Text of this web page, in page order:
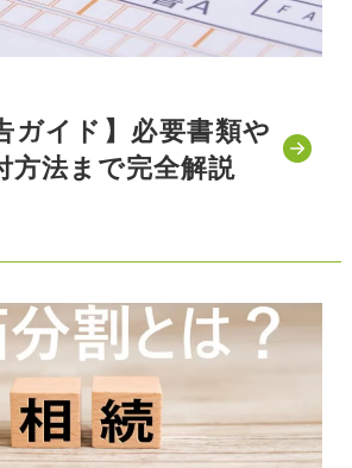
ガイド】必要書類や
方法まで完全解説